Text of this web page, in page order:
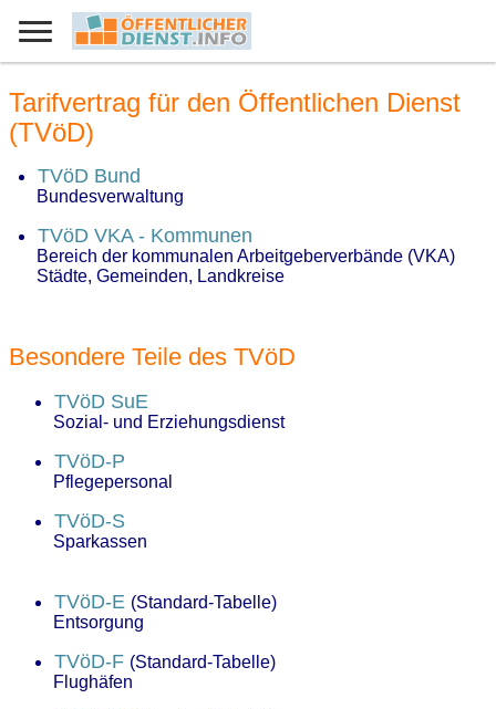
Tarifvertrag für den Öffentlichen Dienst
(TVöD)
TVöD Bund
Bundesverwaltung
TVöD VKA - Kommunen
Bereich der kommunalen Arbeitgeberverbände (VKA)
Städte, Gemeinden, Landkreise
Besondere Teile des TVöD
TVöD SuE
Sozial- und Erziehungsdienst
TVöD-P
Pflegepersonal
TVöD-S
Sparkassen
TVöD-E (Standard-Tabelle)
Entsorgung
TVöD-F (Standard-Tabelle)
Flughäfen